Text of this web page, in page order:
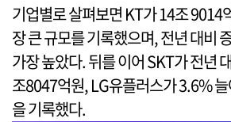
기업별로 살펴보면 KT가 14조 9014
장 큰 규모를 기록했으며, 전년 대비
가장 높았다. 뒤를 이어 SKT가 전년
조8047억원, LG유플러스가 3.6%
을 기록했다.